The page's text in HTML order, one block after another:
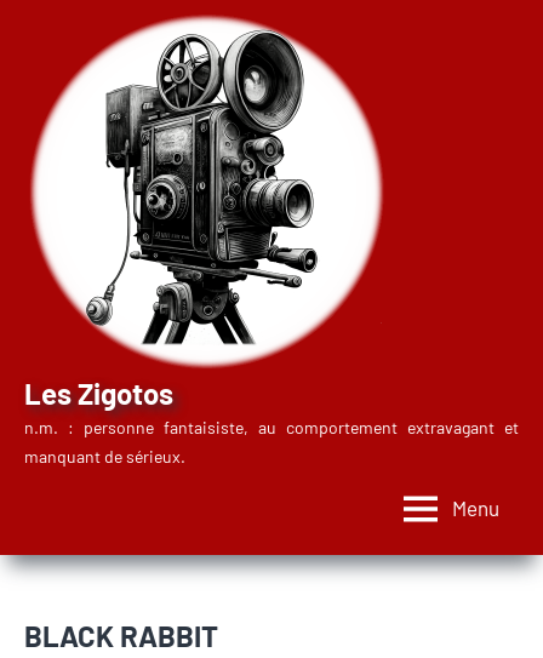
contenu
Les Zigotos
n.m. : personne fantaisiste, au comportement extravagant et
manquant de sérieux.
Menu
BLACK RABBIT